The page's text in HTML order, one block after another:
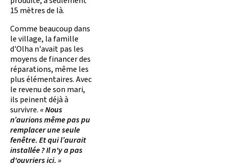
15 mètres de là.
Comme beaucoup dans
le village, la famille
d'Olha n'avait pas les
moyens de financer des
réparations, même les
plus élémentaires. Avec
le revenu de son mari,
ils peinent déjà à
survivre.« Nous
n’aurions même pas pu
remplacer une seule
fenêtre. Et qui l’aurait
installée ? Il n'y a pas
d'ouvriers ici. »